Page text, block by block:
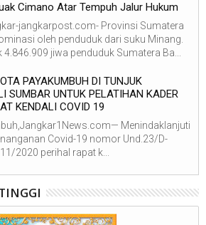
Cimano Atar Tempuh Jalur Hukum
jangkarpost.com- Provinsi Sumatera
oleh penduduk dari suku Minang.
4.846.909 jiwa penduduk Sumatera Ba...
PAYAKUMBUH DI TUNJUK
SUMBAR UNTUK PELATIHAN KADER
KENDALI COVID 19
Menindaklanjuti
Covid-19 nomor Und.23/D-
2020 perihal rapat k...